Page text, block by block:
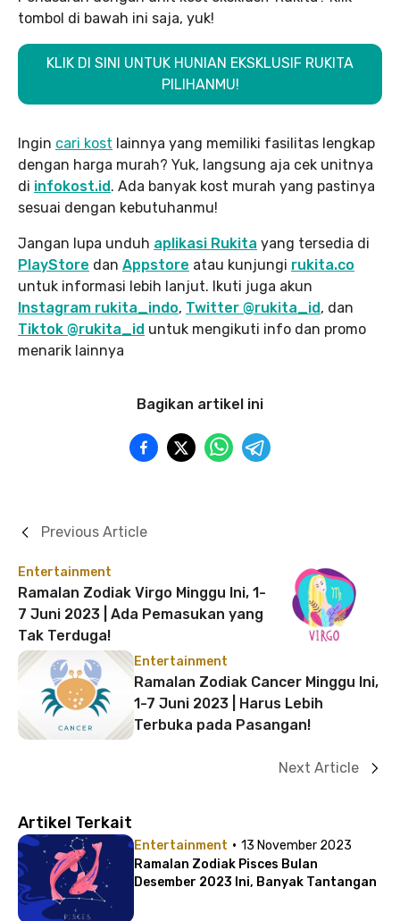
tombol di bawah ini saja, yuk!
KLIK DI SINI UNTUK HUNIAN EKSKLUSIF RUKITA
PILIHANMU!
Ingin cari kost lainnya yang memiliki fasilitas lengkap
dengan harga murah? Yuk, langsung aja cek unitnya
di infokost.id. Ada banyak kost murah yang pastinya
sesuai dengan kebutuhanmu!
Jangan lupa unduh aplikasi Rukita yang tersedia di
PlayStore dan Appstore atau kunjungi rukita.co
untuk informasi lebih lanjut. Ikuti juga akun
Instagram rukita_indo, Twitter @rukita_id, dan
Tiktok @rukita_id untuk mengikuti info dan promo
menarik lainnya
Bagikan artikel ini
Entertainment
Ramalan Zodiak Virgo Minggu Ini, 1-
7 Juni 2023 | Ada Pemasukan yang
Tak Terduga!
Previous Article
Entertainment
Ramalan Zodiak Cancer Minggu Ini,
1-7 Juni 2023 | Harus Lebih
Terbuka pada Pasangan!
Next Article
Artikel Terkait
Entertainment · 13 November 2023
Ramalan Zodiak Pisces Bulan
Desember 2023 Ini, Banyak Tantangan